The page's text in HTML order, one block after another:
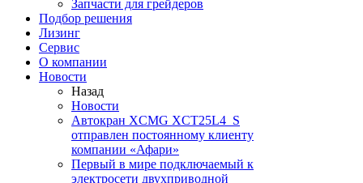
Запчасти для грейдеров
Подбор решения
Лизинг
Сервис
О компании
Новости
Назад
Новости
Автокран XCMG XCT25L4_S
отправлен постоянному клиенту
компании «Афари»
Первый в мире подключаемый к
электросети двухприводной